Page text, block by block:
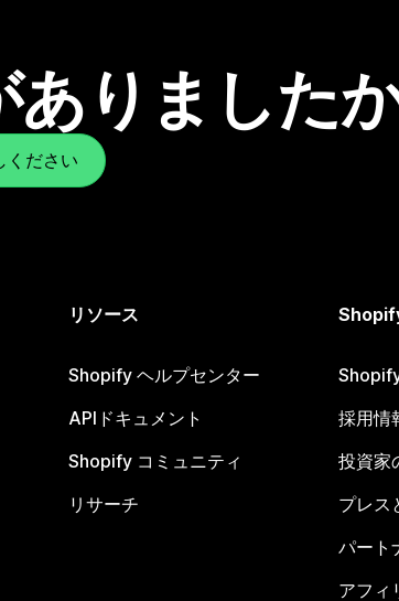
りました
ください
リソース
Shopify ヘルプセンター
APIドキュメント
Shopify コミュニティ
リサーチ
採用情
投資家
プレス
パート
アフィ